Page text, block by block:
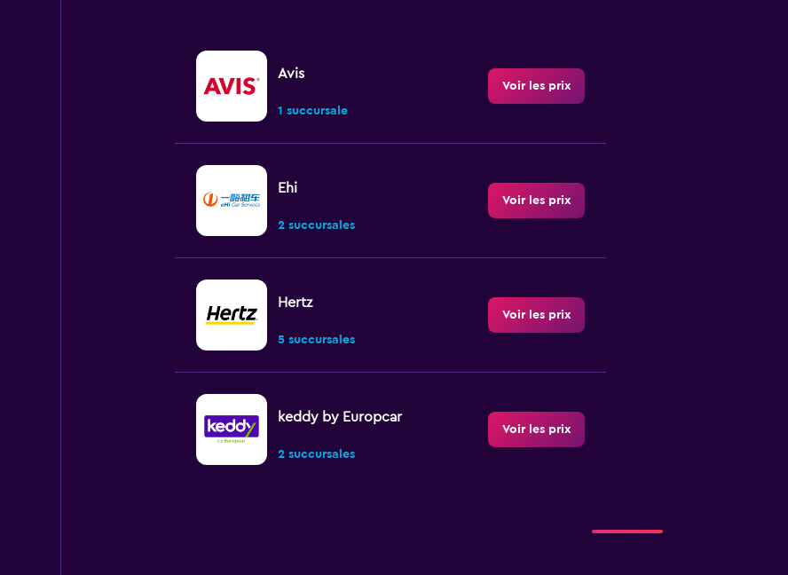
Avis
1 succursale
Voir les prix
Ehi
2 succursales
Voir les prix
Hertz
5 succursales
Voir les prix
keddy by Europcar
2 succursales
Voir les prix